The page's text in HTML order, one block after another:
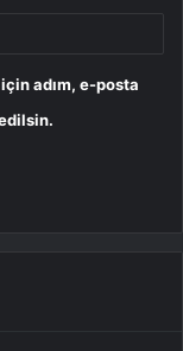
adım, e-posta